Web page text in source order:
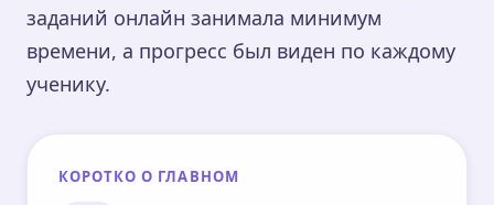
заданий онлайн занимала минимум
времени, а прогресс был виден по каждому
ученику.
КОРОТКО О ГЛАВНОМ